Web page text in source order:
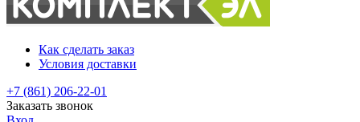
Как сделать заказ
Условия доставки
+7 (861) 206-22-01
Заказать звонок